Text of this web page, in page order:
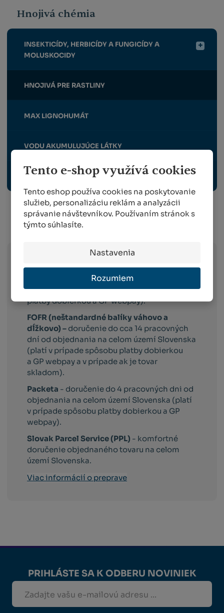
Tento e-shop využívá cookies
Tento eshop používa cookies na poskytovanie
služieb, personalizáciu reklám a analyzácii
správanie návštevníkov. Používaním stránok s
týmto súhlasíte.
Nastavenia
Rozumiem
Hnojivá chémia
INSEKTICÍDY, HERBICÍDY A FUNGICÍDY A
MOLUSKOCIDY
HNOJIVÁ PRE RASTLINY
MAX LIGNOHUMÁT
VODU AKUMULUJÚCE LÁTKY
EKOLOGICKÉ ČISTENIE VODY A ODPADOV
Info o preprave:
Slovak Parcel Service –doručenie do 3
pracovných dni od objednania na celom
území Slovenska (platí v prípade spôsobu
platby dobierkou a GP webpay).
FOFR (neštandardné balíky váhovo a
dĺžkovo) – doručenie do cca 14 pracovných
dní od objednania na celom území Slovenska
(platí v prípade spôsobu platby dobierkou
a GP webpay a v prípade ak je tovar
skladom).
Packeta - doručenie do 4 pracovných dni od
objednania na celom území Slovenska (platí
v prípade spôsobu platby dobierkou a GP
webpay).
Slovak Parcel Service (PPL) - komfortné
doručenie objednaného tovaru na celom
území Slovenska.
Viac informácií o preprave
PRIHLÁSTE SA K ODBERU NOVINIEK